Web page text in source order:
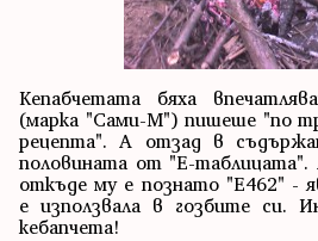
Кепабчетата бяха
(марка "Сами-М") пишеше "по
рецепта". А отзад в
половината от "Е-
откъде му е познато "Е462" -
е използвала в гозбите си.
кебапчета!